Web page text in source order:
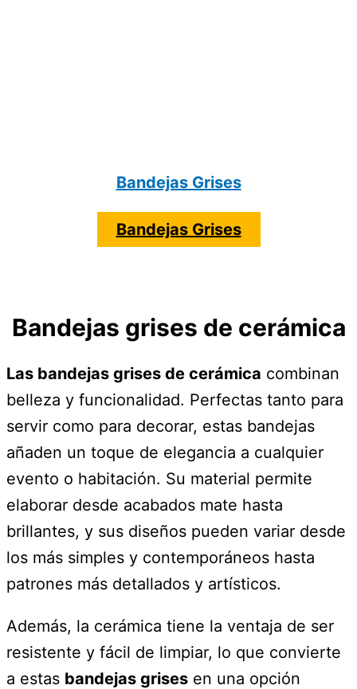
Bandejas Grises
Bandejas Grises
Bandejas grises de cerámica
Las bandejas grises de cerámica combinan
belleza y funcionalidad. Perfectas tanto para
servir como para decorar, estas bandejas
añaden un toque de elegancia a cualquier
evento o habitación. Su material permite
elaborar desde acabados mate hasta
brillantes, y sus diseños pueden variar desde
los más simples y contemporáneos hasta
patrones más detallados y artísticos.
Además, la cerámica tiene la ventaja de ser
resistente y fácil de limpiar, lo que convierte
a estas bandejas grises en una opción